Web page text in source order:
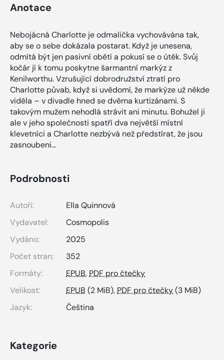
Anotace
Nebojácná Charlotte je odmalička vychovávána tak,
aby se o sebe dokázala postarat. Když je unesena,
odmítá být jen pasivní obětí a pokusí se o útěk. Svůj
kočár jí k tomu poskytne šarmantní markýz z
Kenilworthu. Vzrušující dobrodružství ztratí pro
Charlotte půvab, když si uvědomí, že markýze už někde
viděla – v divadle hned se dvěma kurtizánami. S
takovým mužem nehodlá strávit ani minutu. Bohužel ji
ale v jeho společnosti spatří dva největší místní
klevetníci a Charlotte nezbývá než předstírat, že jsou
zasnoubeni…
Podrobnosti
Autoři:
Ella Quinnová
Vydavatel:
Cosmopolis
Vydáno:
2025
Počet stran:
352
Formáty:
EPUB, PDF pro čtečky
Velikost:
EPUB (2 MiB), PDF pro čtečky(3 MiB)
Jazyk:
Čeština
Kategorie